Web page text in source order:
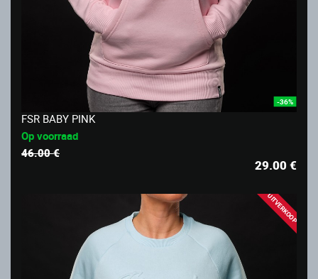
-36%
FSR BABY PINK
Op voorraad
46.00 €
29.00€
UITVERKOOP